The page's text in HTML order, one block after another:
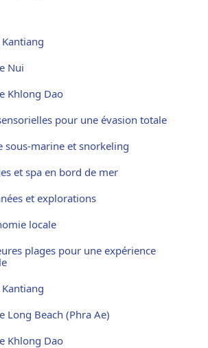
Nui
Khlong Dao
pour une évasion totale
sous-marine et snorkeling
et spa en bord de mer
et explorations
locale
plages pour une expérience
Long Beach (Phra Ae)
Khlong Dao